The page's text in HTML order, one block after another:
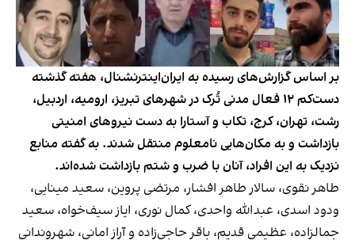
بر اساس گزارش‌های رسیده به ایران‌اینترنشنال، هفته گذشته
دست‌کم ۱۲ فعال مدنی تُرک در شهرهای تبریز، ارومیه، اردبیل،
رشت، تهران، کرج، تکاب و آستارا به دست نیروهای امنیتی
بازداشت و به مکان‌هایی نامعلوم منتقل شدند. به گفته منابع
نزدیک به این افراد، آنان با ضرب‌ و شتم بازداشت شده‌اند.
طاهر نقوی، سالار طاهر افشار، مرتضی پروین، سعید مینایی،
ودود اسدی، عبدالله واحدی، کمال نوری، ایاز سیف‌خواه، سعید
جمالزاده، عظیمی قدیم، باقر حاجی‌زاده و آراز امانی، شهروندانی